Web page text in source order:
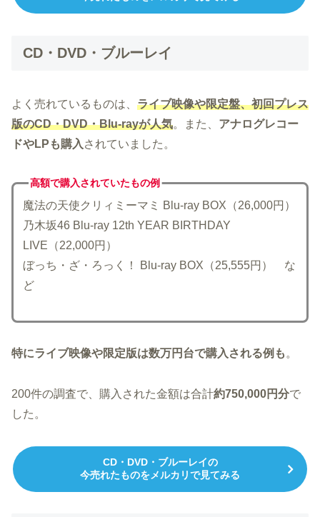
CD・DVD・ブルーレイ
よく売れているものは、 ライブ映像や限定盤、初回プレス
版のCD・DVD・Blu-rayが人気。また、 アナログレコー
ドやLPも購入 されていました。
高額で購入されていたもの例
魔法の天使クリィミーマミ Blu-ray BOX（26,000円）
乃木坂46 Blu-ray 12th YEAR BIRTHDAY
LIVE（22,000円）
ぼっち・ざ・ろっく！ Blu-ray BOX（25,555円） な
ど
特にライブ映像や限定版は数万円台で購入される例も 。
200件の調査で、購入された金額は合計約750,000円分で
した。
CD・DVD・ブルーレイの
今売れたものをメルカリで見てみる